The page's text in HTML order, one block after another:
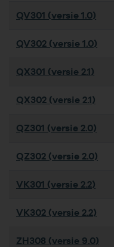
QV301 (versie 1.0)
QV302 (versie 1.0)
QX301 (versie 2.1)
QX302 (versie 2.1)
QZ301 (versie 2.0)
QZ302 (versie 2.0)
VK301 (versie 2.2)
VK302 (versie 2.2)
ZH308 (versie 9.0)